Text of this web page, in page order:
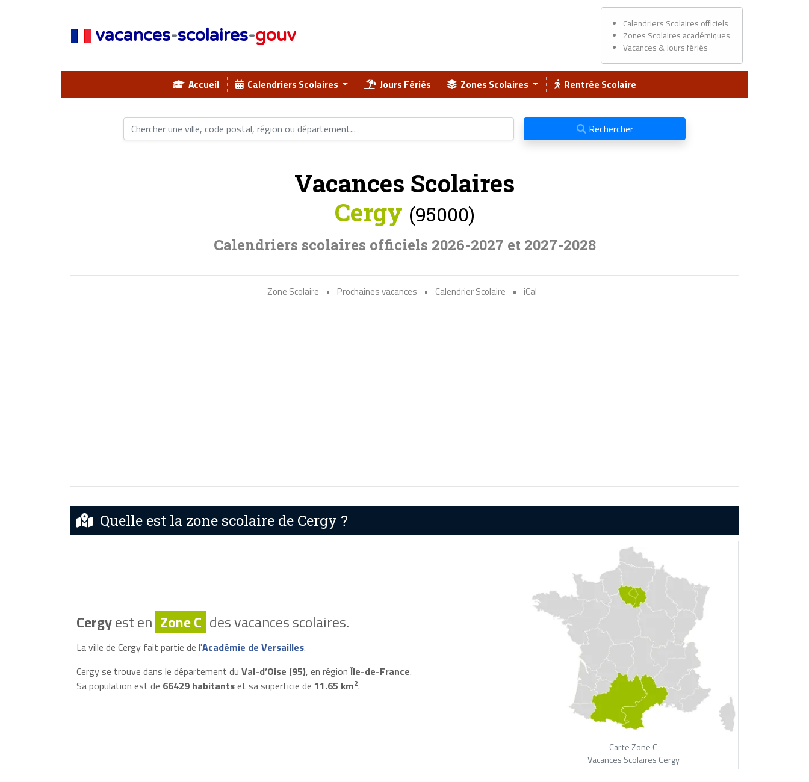
vacances-scolaires-gouv
Calendriers Scolaires officiels
Zones Scolaires académiques
Vacances & Jours fériés
Accueil Calendriers Scolaires Jours Fériés Zones Scolaires Rentrée Scolaire
Rechercher
Vacances Scolaires
Cergy (95000)
Calendriers scolaires officiels 2026-2027 et 2027-2028
Zone Scolaire • Prochaines vacances • Calendrier Scolaire • iCal
Quelle est la zone scolaire de Cergy ?
Cergyest en Zone C des vacances scolaires.
La ville de Cergy fait partie de l'Académie de Versailles.
Cergy se trouve dans le département du Val-d’Oise (95), en régionÎle-de-France.
Sa population est de 66429 habitantset sa superficie de 11.65 km2.
Carte Zone C
Vacances Scolaires Cergy